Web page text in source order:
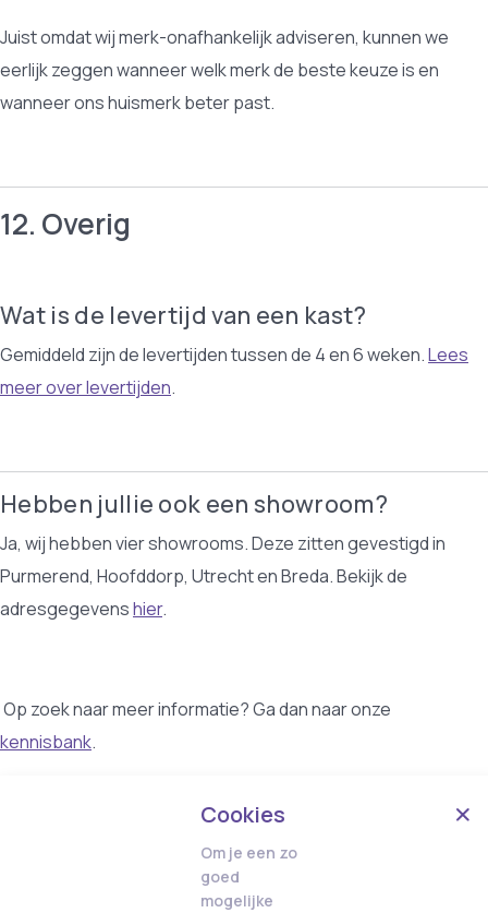
Juist omdat wij merk-onafhankelijk adviseren, kunnen we
eerlijk zeggen wanneer welk merk de beste keuze is en
wanneer ons huismerk beter past.
12. Overig
Wat is de levertijd van een kast?
Gemiddeld zijn de levertijden tussen de 4 en 6 weken.Lees
meer over levertijden.
Hebben jullie ook een showroom?
Ja, wij hebben vier showrooms. Deze zitten gevestigd in
Purmerend, Hoofddorp, Utrecht en Breda. Bekijk de
adresgegevenshier.
Op zoek naar meer informatie? Ga dan naar onze
kennisbank.
Cookies
Om je een zo
goed
mogelijke